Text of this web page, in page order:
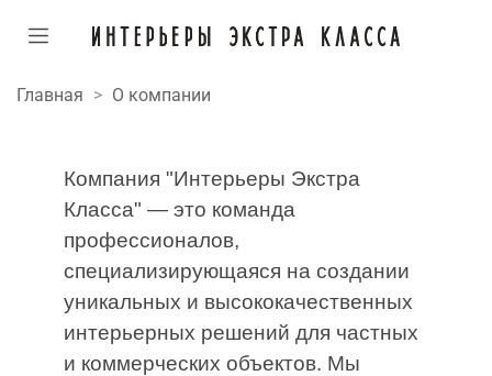
Главная О компании
Компания "Интерьеры Экстра
Класса" — это команда
профессионалов,
специализирующаяся на создании
уникальных и высококачественных
интерьерных решений для частных
и коммерческих объектов. Мы